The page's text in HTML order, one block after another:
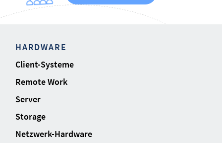
HARDWARE
Client-Systeme
Remote Work
Server
Storage
Netzwerk-Hardware